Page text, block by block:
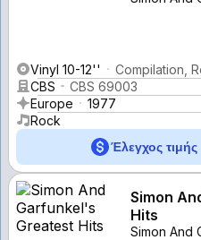
Vinyl 10-12''
Compilation,
CBS
CBS 69003
Europe
1977
Rock
Έλεγχος τιμής
Simon
Hits
Simon And